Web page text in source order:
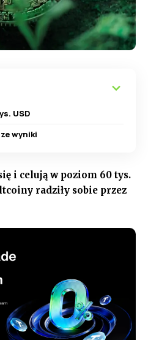
USD
wyniki
i celują w poziom 60 tys.
radziły sobie przez